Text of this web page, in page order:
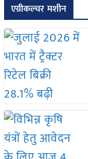
एग्रीकल्चर मशीन